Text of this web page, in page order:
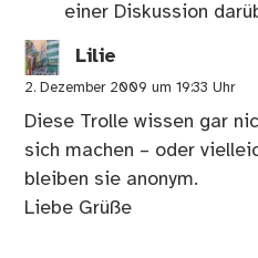
einer Diskussion
Lilie
2. Dezember 2009 um 19:33 Uhr
Diese Trolle wissen gar
sich machen – oder
bleiben sie anonym.
Liebe Grüße